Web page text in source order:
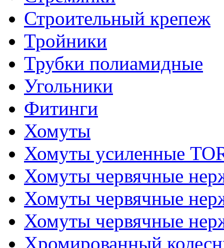
Строительный крепеж
Тройники
Трубки полиамидные
Угольники
Фитинги
Хомуты
Хомуты усиленные
Хомуты червячные
Хомуты червячные
Хомуты червячные
Хромированный